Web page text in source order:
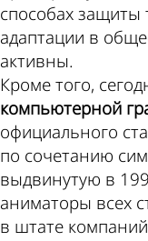
способах защиты
адаптации в
активны.
Кроме того,
компьютерной
официального
по сочетанию
выдвинутую в
аниматоры всех
в штате